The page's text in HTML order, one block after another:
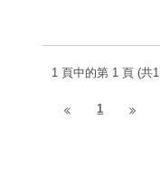
1 頁中的第 1 頁 (共
1